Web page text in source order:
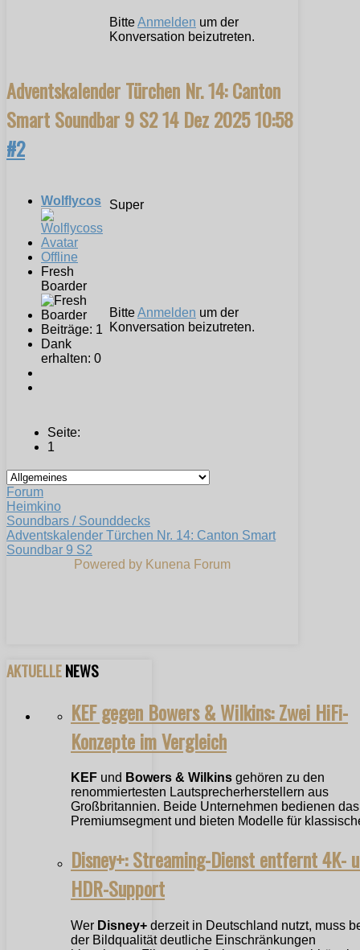
BitteAnmelden um der
Konversation beizutreten.
Adventskalender Türchen Nr. 14: Canton
Smart Soundbar 9 S214 Dez 2025 10:58
#2
Wolflycos
Offline
Fresh
Boarder
Beiträge: 1
Dank
erhalten: 0
Super
BitteAnmelden um der
Konversation beizutreten.
Seite:
1
Forum
Heimkino
Soundbars / Sounddecks
Adventskalender Türchen Nr. 14: Canton Smart
Soundbar 9 S2
Powered by Kunena Forum
AKTUELLENEWS
KEF gegen Bowers & Wilkins: Zwei HiFi-
Konzepte im Vergleich
KEF und Bowers & Wilkins gehören zu den
renommiertesten Lautsprecherherstellern aus
Großbritannien. Beide Unternehmen bedienen das
Premiumsegment und bieten Modelle für
Disney+: Streaming-Dienst entfernt 4K-
HDR-Support
Wer Disney+ derzeit in Deutschland nutzt, muss
der Bildqualität deutliche Einschränkungen